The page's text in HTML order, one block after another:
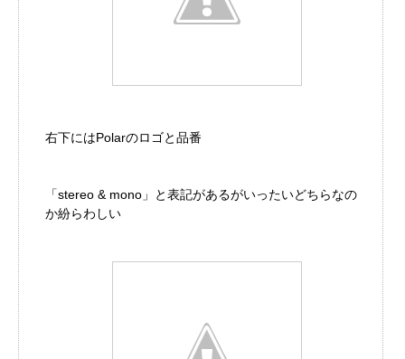
右下にはPolarのロゴと品番
「stereo & mono」と表記があるがいったいどちらなの
か紛らわしい